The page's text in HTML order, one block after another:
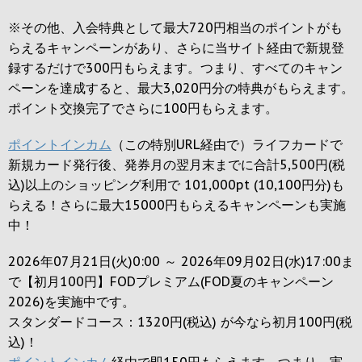
※その他、入会特典として最大720円相当のポイントがも
らえるキャンペーンがあり、さらに当サイト経由で新規登
録するだけで300円 もらえます。つまり、すべてのキャン
ペーンを達成すると、最大3,020円分の特典がもらえます。
ポイント交換完了でさらに100円 もらえます。
ポイントインカム （この特別URL経由で）ライフカードで
新規カード発行後、発券月の翌月末までに合計5,500円(税
込)以上のショッピング利用で 101,000pt (10,100円分)も
らえる！さらに最大15000円もらえるキャンペーンも実施
中！
2026年07月21日(火)0:00 ～ 2026年09月02日(水)17:00ま
で【初月100円】FODプレミアム(FOD夏のキャンペーン
2026)を実施中です。
スタンダードコース：1320円(税込) が今なら初月100円(税
込)！